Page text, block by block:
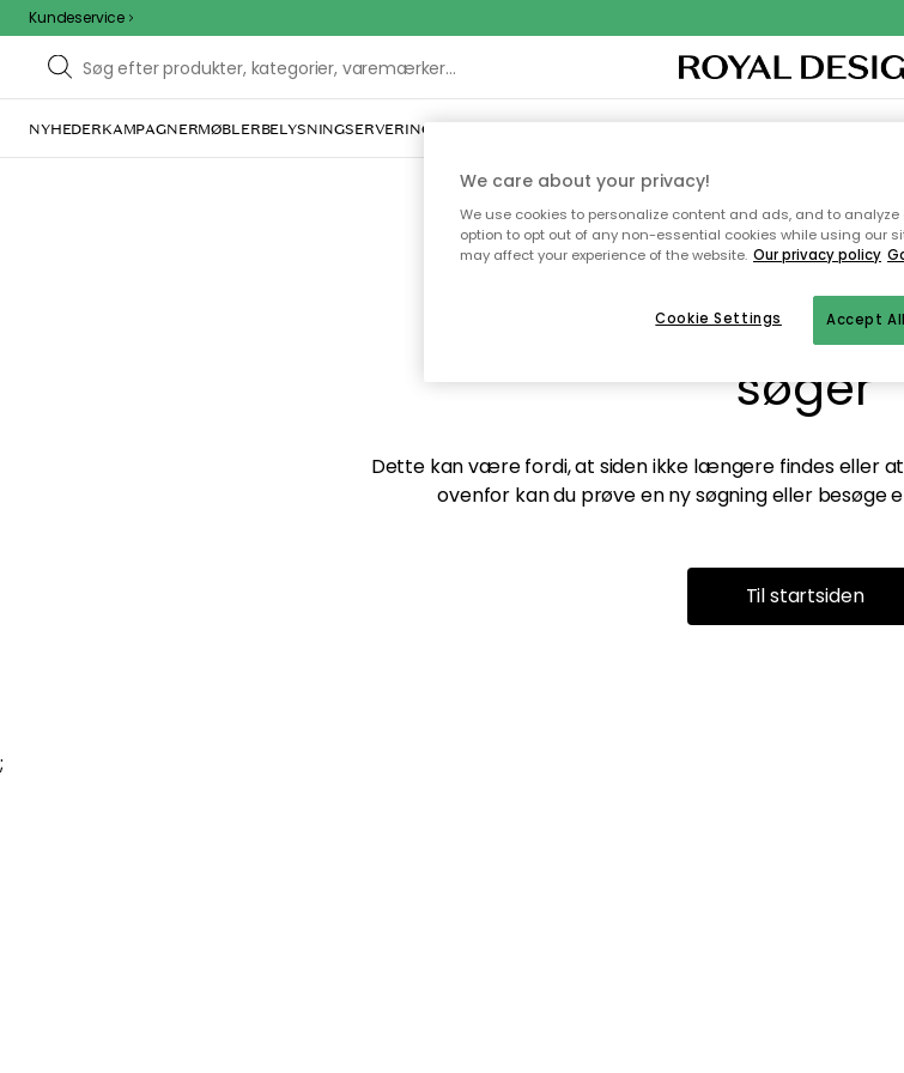
Kundeservice
NYHEDERKAMPAGNERMØBLERBELYSNINGSERVERING INDRETNINGTEKSTIL & TÆPPERKØKKENETOPBEVARING
Vi fandt desværre
søger
Dette kan være fordi, at siden ikke længere findes eller
ovenfor kan du prøve en ny søgning eller besøge
Til startsiden
;
We care about your privacy!
We use cookies to personalize content and ads, and to
option to opt out of any non-essential cookies while using our
may affect your experience of the website. Our privacy policy
Accept
Cookie Settings